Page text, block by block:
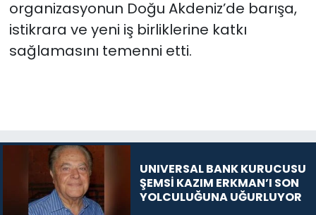
organizasyonun Doğu Akdeniz’de barışa,
istikrara ve yeni iş birliklerine katkı
sağlamasını temenni etti.
UNIVERSAL BANK KURUCUSU
ŞEMSİ KAZIM ERKMAN’I SON
YOLCULUĞUNA UĞURLUYOR